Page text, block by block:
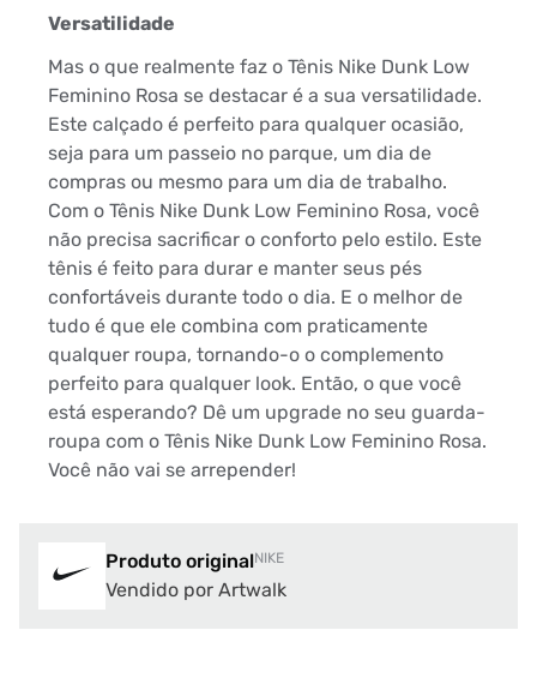
Versatilidade
Mas o que realmente faz o Tênis Nike Dunk Low
Feminino Rosa se destacar é a sua versatilidade.
Este calçado é perfeito para qualquer ocasião,
seja para um passeio no parque, um dia de
compras ou mesmo para um dia de trabalho.
Com o Tênis Nike Dunk Low Feminino Rosa, você
não precisa sacrificar o conforto pelo estilo. Este
tênis é feito para durar e manter seus pés
confortáveis durante todo o dia. E o melhor de
tudo é que ele combina com praticamente
qualquer roupa, tornando-o o complemento
perfeito para qualquer look. Então, o que você
está esperando? Dê um upgrade no seu guarda-
roupa com o Tênis Nike Dunk Low Feminino Rosa.
Você não vai se arrepender!
Produto originalNIKE
Vendido por Artwalk